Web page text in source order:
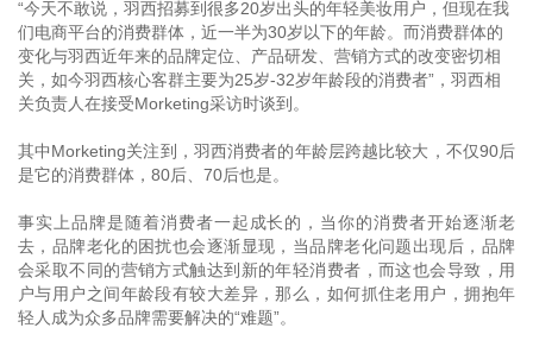
“今天不敢说，羽西招募到很多20岁出头的年轻美妆用户，但现在我
们电商平台的消费群体，近一半为30岁以下的年龄。而消费群体的
变化与羽西近年来的品牌定位、产品研发、营销方式的改变密切相
关，如今羽西核心客群主要为25岁-32岁年龄段的消费者”，羽西相
关负责人在接受Morketing采访时谈到。
其中Morketing关注到，羽西消费者的年龄层跨越比较大，不仅90后
是它的消费群体，80后、70后也是。
事实上品牌是随着消费者一起成长的，当你的消费者开始逐渐老
去，品牌老化的困扰也会逐渐显现，当品牌老化问题出现后，品牌
会采取不同的营销方式触达到新的年轻消费者，而这也会导致，用
户与用户之间年龄段有较大差异，那么，如何抓住老用户，拥抱年
轻人成为众多品牌需要解决的“难题”。